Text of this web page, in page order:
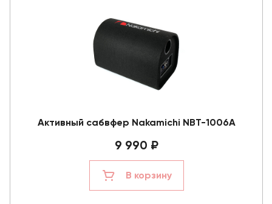
Активный сабвфер Nakamichi NBT-1006A
9 990 ₽
В корзину